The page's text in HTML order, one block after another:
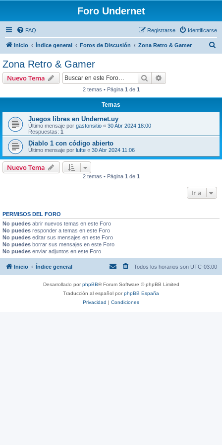
Foro Undernet
FAQ Identificarse
Registrarse
Inicio Índice general Foros de Discusión Zona Retro & Gamer
Zona Retro & Gamer
Nuevo Tema Buscar
2 temas • Página 1 de 1
Temas
Juegos libres en Undernet.uy
Último mensaje por gastonsitio « 30 Abr 2024 18:00
Respuestas: 1
Diablo 1 con código abierto
Último mensaje por lufte « 30 Abr 2024 11:06
Nuevo Tema
2 temas • Página 1 de 1
Ir a
PERMISOS DEL FORO
No puedes abrir nuevos temas en este Foro
No puedes responder a temas en este Foro
No puedes editar sus mensajes en este Foro
No puedes borrar sus mensajes en este Foro
No puedes enviar adjuntos en este Foro
Inicio Índice general Todos los horarios son UTC-03:00
Desarrollado porphpBB® Forum Software © phpBB Limited
Traducción al español porphpBB España
Privacidad | Condiciones